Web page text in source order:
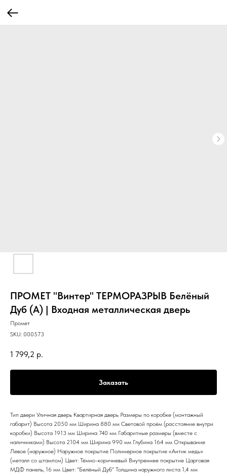
ПРОМЕТ "Винтер" ТЕРМОРАЗРЫВ Белёный
Дуб (А) | Входная металлическая дверь
Промет
SKU: 000573
1 799,2 р.
Заказать
Тип двери Уличная дверь Квартирная дверь Размеры по коробке (монтажный
габарит) Высота 2050 мм Ширина 880 мм Световой проём (расстояние внутри
коробки) Высота 1913 мм Ширина 740 мм Габаритные размеры (вместе с
наличниками) Высота 2104 мм Ширина 990 мм Глубина 164 мм Открывание
Левое (наружное) Наружное покрытие Полимерное покрытие «Антик медь»
(металл со штампом) Цвет: Тёмно-коричневый Внутреннее покрытие Царговая
МДФ панель, 16 мм Цвет: "Белёный Дуб" Толщина наружного листа 1,4 мм